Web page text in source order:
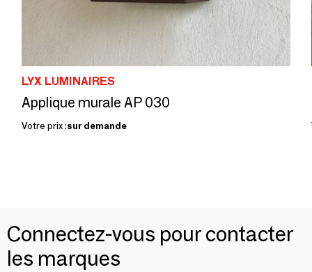
LYX LUMINAIRES
Applique murale AP 030
Votre prix :sur demande
Connectez-vous pour contacter
les marques